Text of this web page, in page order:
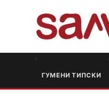
ГУМЕНИ ТИПСКИ